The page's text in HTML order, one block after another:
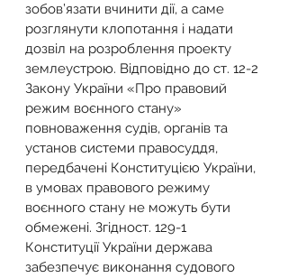
зобов’язати вчинити дії, а саме
розглянути клопотання і надати
дозвіл на розроблення проекту
землеустрою. Відповідно до ст. 12-2
Закону України «Про правовий
режим воєнного стану»
повноваження судів, органів та
установ системи правосуддя,
передбачені Конституцією України,
в умовах правового режиму
воєнного стану не можуть бути
обмежені. Згідност. 129-1
Конституції України держава
забезпечує виконання судового